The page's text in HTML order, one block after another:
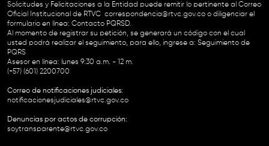
Solicitudes y Felicitaciones a la Entidad puede remitir lo pertinente al Correo
Oficial Institucional de RTVC correspondencia@rtvc.gov.co o diligenciar el
formulario en línea: Contacto PQRSD.
Al momento de registrar su petición, se generará un código con el cual
usted podrá realizar el seguimiento, para ello, ingrese a: Seguimiento de
PQRS
Asesor en línea: lunes 9:30 a.m. - 12 m.
(+57) (601) 2200700
Correo de notificaciones judiciales:
notificacionesjudiciales@rtvc.gov.co
Denuncias por actos de corrupción:
soytransparente@rtvc.gov.co